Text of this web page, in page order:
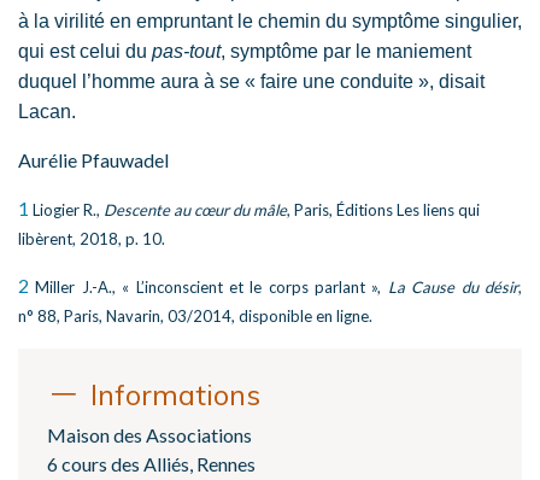
à la virilité en empruntant le chemin du symptôme singulier,
qui est celui du pas-tout, symptôme par le maniement
duquel l’homme aura à se « faire une conduite », disait
Lacan.
Aurélie Pfauwadel
1 Liogier R., Descente au cœur du mâle, Paris, Éditions Les liens qui
libèrent, 2018, p. 10.
2 Miller J.-A., « L’inconscient et le corps parlant », La Cause du désir,
n° 88, Paris, Navarin, 03/2014, disponible en ligne.
Informations
Maison des Associations
6 cours des Alliés, Rennes